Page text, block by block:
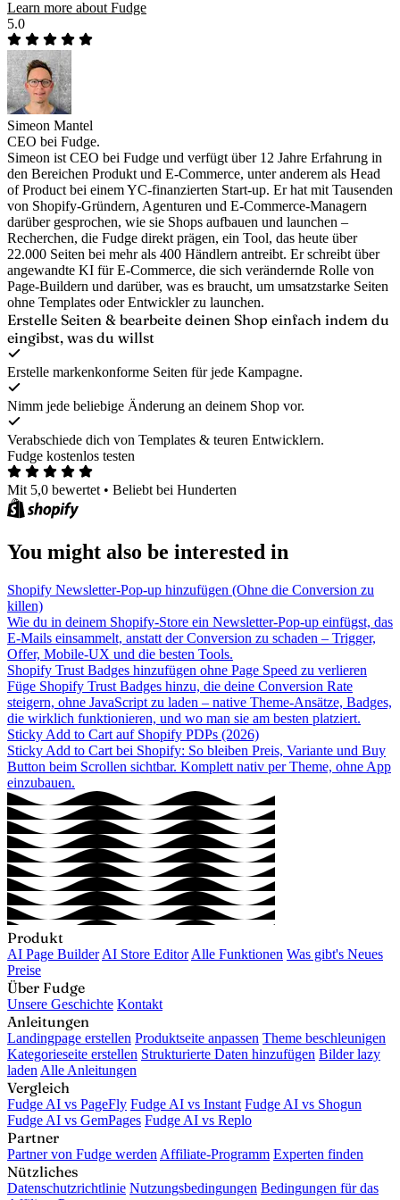
Learn more about Fudge
5.0
Simeon Mantel
CEO bei Fudge.
Simeon ist CEO bei Fudge und verfügt über 12 Jahre Erfahrung in
den Bereichen Produkt und E-Commerce, unter anderem als Head
of Product bei einem YC-finanzierten Start-up. Er hat mit Tausenden
von Shopify-Gründern, Agenturen und E-Commerce-Managern
darüber gesprochen, wie sie Shops aufbauen und launchen –
Recherchen, die Fudge direkt prägen, ein Tool, das heute über
22.000 Seiten bei mehr als 400 Händlern antreibt. Er schreibt über
angewandte KI für E-Commerce, die sich verändernde Rolle von
Page-Buildern und darüber, was es braucht, um umsatzstarke Seiten
ohne Templates oder Entwickler zu launchen.
Erstelle Seiten & bearbeite deinen Shop einfach indem du
eingibst, was du willst
Erstelle markenkonforme Seiten für jede Kampagne.
Nimm jede beliebige Änderung an deinem Shop vor.
Verabschiede dich von Templates & teuren Entwicklern.
Fudge kostenlos testen
Mit 5,0 bewertet • Beliebt bei Hunderten
You might also be interested in
Shopify Newsletter-Pop-up hinzufügen (Ohne die Conversion zu
killen)
Wie du in deinem Shopify-Store ein Newsletter-Pop-up einfügst, das
E-Mails einsammelt, anstatt der Conversion zu schaden – Trigger,
Offer, Mobile-UX und die besten Tools.
Shopify Trust Badges hinzufügen ohne Page Speed zu verlieren
Füge Shopify Trust Badges hinzu, die deine Conversion Rate
steigern, ohne JavaScript zu laden – native Theme-Ansätze, Badges,
die wirklich funktionieren, und wo man sie am besten platziert.
Sticky Add to Cart auf Shopify PDPs (2026)
Sticky Add to Cart bei Shopify: So bleiben Preis, Variante und Buy
Button beim Scrollen sichtbar. Komplett nativ per Theme, ohne App
einzubauen.
Produkt
AI Page Builder AI Store Editor Alle Funktionen Was gibt's Neues
Preise
Über Fudge
Unsere Geschichte Kontakt
Anleitungen
Landingpage erstellen Produktseite anpassen Theme beschleunigen
Kategorieseite erstellen Strukturierte Daten hinzufügen Bilder lazy
laden Alle Anleitungen
Vergleich
Fudge AI vs PageFly Fudge AI vs Instant Fudge AI vs Shogun
Fudge AI vs GemPages Fudge AI vs Replo
Partner
Partner von Fudge werden Affiliate-Programm Experten finden
Nützliches
Datenschutzrichtlinie Nutzungsbedingungen Bedingungen für das